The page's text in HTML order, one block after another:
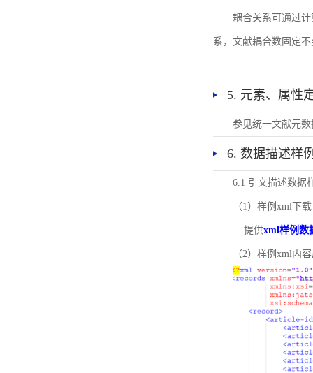
耦合关系可通过
系，文献耦合数固定不
5. 元素、属性
参见统一文献元
6. 数据描述样
6.1 引文描述数据
（1）样例xml下载
提供xml样例数
（2）样例xml内